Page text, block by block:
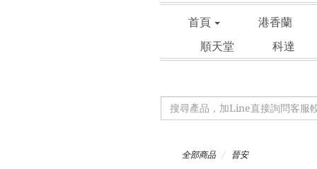
首頁
港香蘭
順天堂
科達
全部商品 晉安